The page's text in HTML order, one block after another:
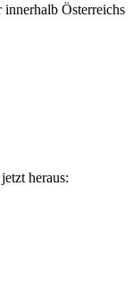
Österreichs
heraus: